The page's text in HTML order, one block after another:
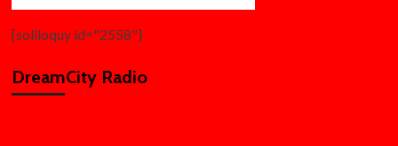
[soliloquy id="2558"]
DreamCity Radio